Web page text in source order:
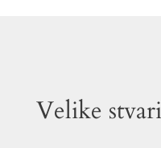
Velike